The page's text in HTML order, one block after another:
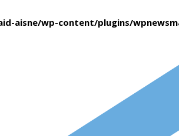
aisne/wp-content/plugins/